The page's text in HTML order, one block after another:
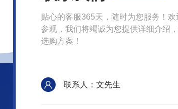
贴心的客服365天，随时为您服务！
参观，我们将竭诚为您提供详细介绍
选购方案！
联系人：文先生